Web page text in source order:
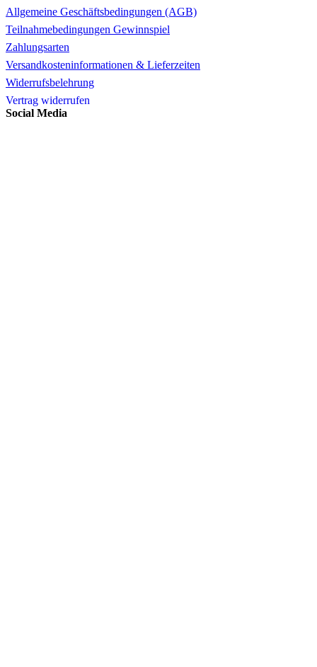
Allgemeine Geschäftsbedingungen (AGB)
Teilnahmebedingungen Gewinnspiel
Zahlungsarten
Versandkosteninformationen & Lieferzeiten
Widerrufsbelehrung
Vertrag widerrufen
Social Media